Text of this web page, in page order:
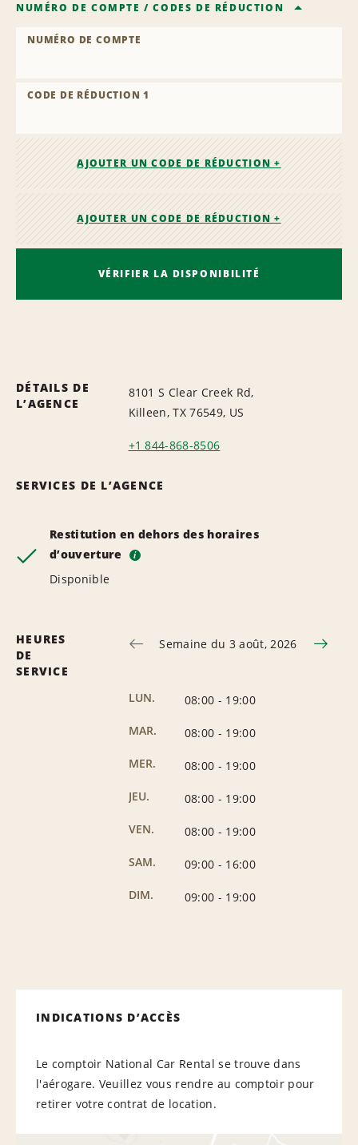
NUMÉRO DE COMPTE /CODES DE RÉDUCTION
NUMÉRO DE COMPTE
CODE DE RÉDUCTION 1
AJOUTER UN CODE DE RÉDUCTION +
AJOUTER UN CODE DE RÉDUCTION +
VÉRIFIER LA DISPONIBILITÉ
DÉTAILS DE
L’AGENCE
8101 S Clear Creek Rd,
Killeen, TX 76549, US
+1 844-868-8506
SERVICES DE L’AGENCE
Restitution en dehors des horaires
d’ouverture
i
Disponible
HEURES
DE
SERVICE
Semaine du 3 août, 2026
LUN. 08:00 - 19:00
MAR.
08:00 - 19:00
MER.
08:00 - 19:00
JEU.
08:00 - 19:00
VEN.
08:00 - 19:00
SAM.
09:00 - 16:00
DIM.
09:00 - 19:00
INDICATIONS D’ACCÈS
Le comptoir National Car Rental se trouve dans
l'aérogare. Veuillez vous rendre au comptoir pour
retirer votre contrat de location.